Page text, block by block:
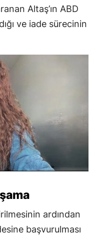
Altaş’ın ABD
ve iade sürecinin
ardından
başvurulması